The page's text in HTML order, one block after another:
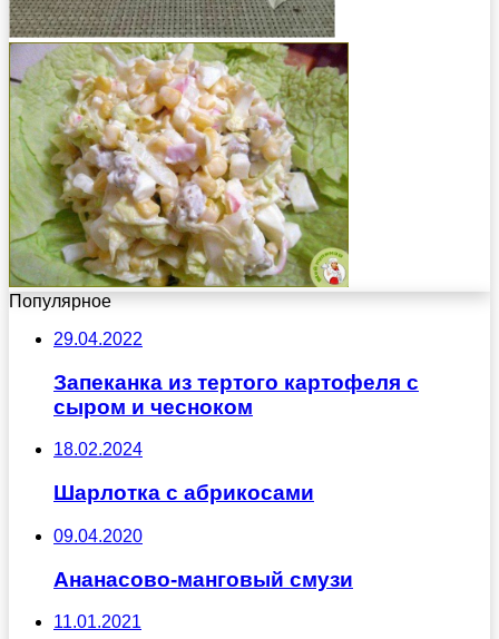
Популярное
29.04.2022
Запеканка из тертого картофеля с
сыром и чесноком
18.02.2024
Шарлотка с абрикосами
09.04.2020
Ананасово-манговый смузи
11.01.2021